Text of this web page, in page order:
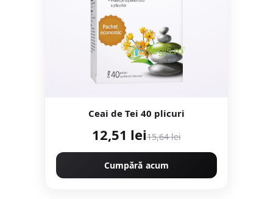
Ceai de Tei 40 plicuri
12,51 lei15,64 lei
Cumpără acum